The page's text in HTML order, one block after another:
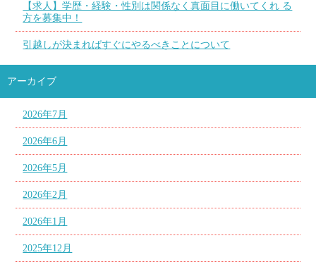
【求人】学歴・経験・性別は関係なく真面目に働いてくれ る
方を募集中！
引越しが決まればすぐにやるべきことについて
アーカイブ
2026年7月
2026年6月
2026年5月
2026年2月
2026年1月
2025年12月